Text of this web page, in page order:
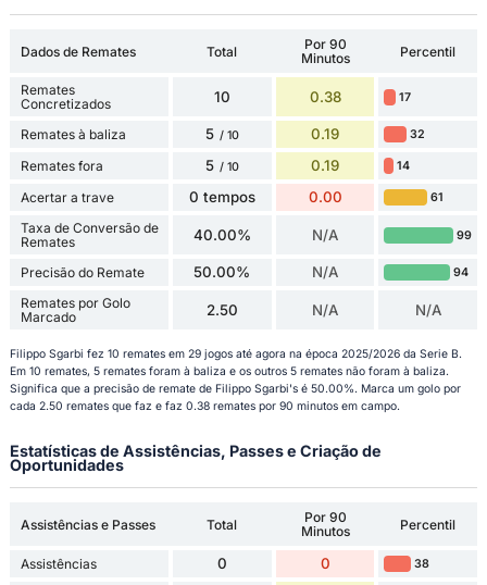
Dados de Remates Total
Por 90
Minutos
Percentil
Remates
Concretizados
10 0.38 17
Remates à baliza 5 / 10 0.19 32
Remates fora 5 / 10 0.19 14
Acertar a trave 0 tempos 0.00 61
Taxa de Conversão de
Remates
40.00% N/A 99
Precisão do Remate 50.00% N/A 94
Remates por Golo
Marcado
2.50 N/A N/A
Filippo Sgarbi fez 10 remates em 29 jogos até agora na época 2025/2026 da Serie B.
Em 10 remates, 5 remates foram à baliza e os outros 5 remates não foram à baliza.
Significa que a precisão de remate de Filippo Sgarbi's é 50.00%. Marca um golo por
cada 2.50 remates que faz e faz 0.38 remates por 90 minutos em campo.
Estatísticas de Assistências, Passes e Criação de
Oportunidades
Assistências e Passes Total
Por 90
Minutos
Percentil
Assistências 0 0 38